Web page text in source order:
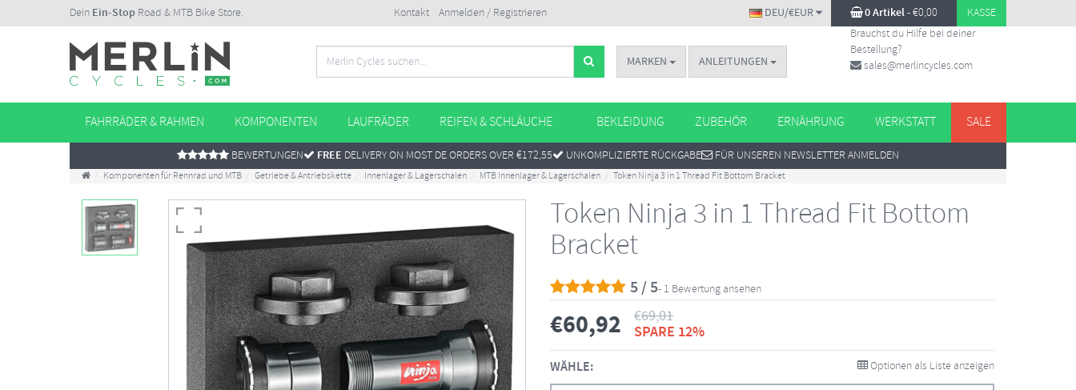
Dein Ein-Stop Road & MTB Bike Store. Kontakt Anmelden / Registrieren 0 Artikel-€0,00 KASSE
DEU/€EUR
MARKEN ANLEITUNGEN
Brauchst du Hilfe bei deiner
Bestellung?
sales@merlincycles.com
FAHRRÄDER & RAHMEN KOMPONENTEN LAUFRÄDER REIFEN & SCHLÄUCHE BEKLEIDUNG ZUBEHÖR ERNÄHRUNG WERKSTATT SALE
BEWERTUNGEN FREE DELIVERY ON MOST DE ORDERS OVER €172,55 UNKOMPLIZIERTE RÜCKGABE FÜR UNSEREN NEWSLETTER ANMELDEN
Komponenten für Rennrad und MTB Getriebe & Antriebskette Innenlager & Lagerschalen MTB Innenlager & Lagerschalen Token Ninja 3 in 1 Thread Fit Bottom Bracket
Token Ninja 3 in 1 Thread Fit Bottom
Bracket
5 / 5- 1 Bewertung ansehen
€60,92 €69,01
SPARE 12%
WÄHLE: Optionen als Liste anzeigen